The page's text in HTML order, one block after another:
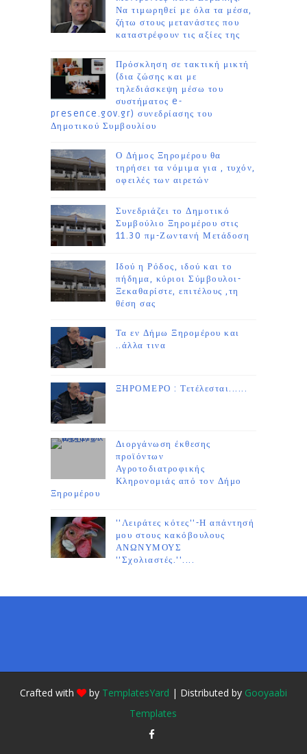
Να τιμωρηθεί με όλα τα μέσα,
ζήτω στους μετανάστες που
καταστρέφουν τις αξίες της
Πρόσκληση σε τακτική μικτή
(δια ζώσης και με
τηλεδιάσκεψη μέσω του
συστήματος e-
presence.gov.gr) συνεδρίασης του
Δημοτικού Συμβουλίου
Ο Δήμος Ξηρομέρου θα
τηρήσει τα νόμιμα για , τυχόν,
οφειλές των αιρετών
Συνεδριάζει το Δημοτικό
Συμβούλιο Ξηρομέρου στις
11.30 πμ-Ζωντανή Μετάδοση
Ιδού η Ρόδος, ιδού και το
πήδημα, κύριοι Σύμβουλοι-
Ξεκαθαρίστε, επιτέλους ,τη
θέση σας
Τα εν Δήμω Ξηρομέρου και
..άλλα τινα
ΞΗΡΟΜΕΡΟ : Τετέλεσται......
Διοργάνωση έκθεσης
προϊόντων
Αγροτοδιατροφικής
Κληρονομιάς από τον Δήμο
Ξηρομέρου
''Λειράτες κότες''-Η απάντησή
μου στους κακόβουλους
ΑΝΩΝΥΜΟΥΣ
''Σχολιαστές.''....
Crafted with by TemplatesYard | Distributed by Gooyaabi
Templates